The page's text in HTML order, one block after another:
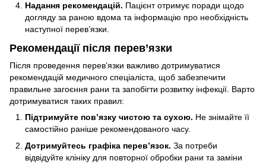
Надання рекомендацій. Пацієнт отримує поради щодо
догляду за раною вдома та інформацію про необхідність
наступної перев’язки.
Рекомендації після перев’язки
Після проведення перев’язки важливо дотримуватися
рекомендацій медичного спеціаліста, щоб забезпечити
правильне загоєння рани та запобігти розвитку інфекції. Варто
дотримуватися таких правил:
Підтримуйте пов’язку чистою та сухою. Не знімайте її
самостійно раніше рекомендованого часу.
Дотримуйтесь графіка перев’язок. За потреби
відвідуйте клініку для повторної обробки рани та заміни